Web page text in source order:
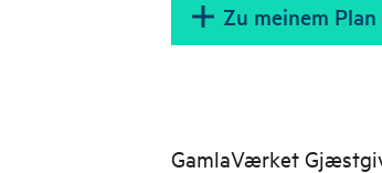
Zu meinem
GamlaVærket